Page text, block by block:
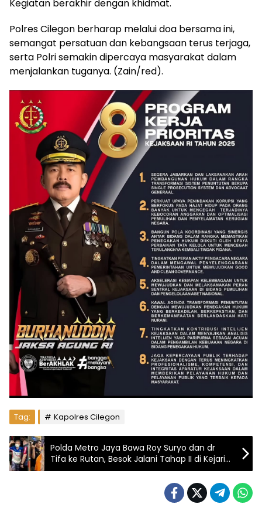
Kegiatan berakhir dengan khidmat.
Polres Cilegon berharap melalui doa bersama ini,
semangat persatuan dan kebangsaan terus terjaga,
serta Polri semakin dipercaya masyarakat dalam
menjalankan tuganya. (Zain/red).
Tag: Kapolres Cilegon
Polda Metro Jaya Bawa Roy Suryo dan dr
Tifa ke Rutan, Besok Jalani Tahap II di Kejari
Jakarta Selatan